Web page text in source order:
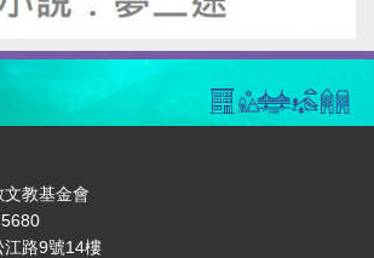
教基金會
江路9號14樓